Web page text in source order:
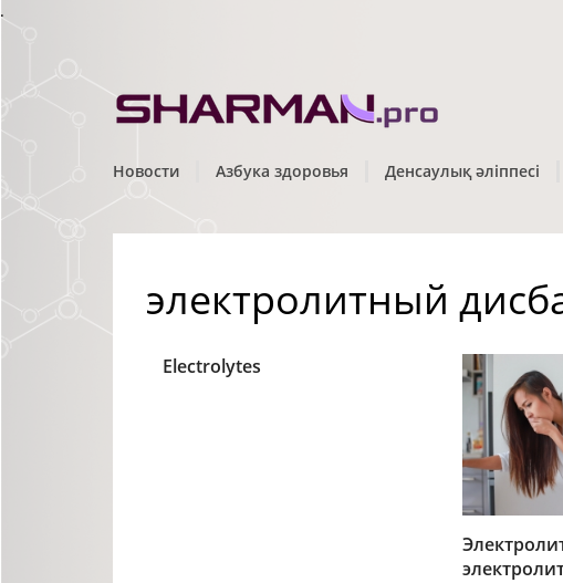
.
Новости Азбука здоровья Денсаулық әліппесі
электролитный
Electrolytes